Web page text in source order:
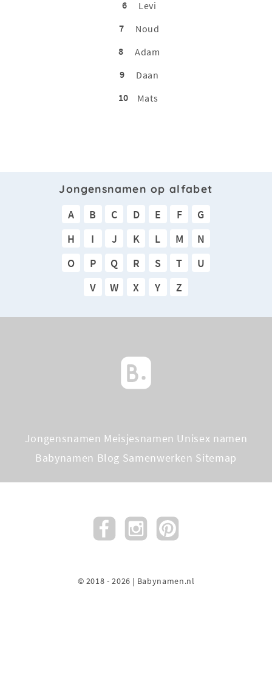
6
Levi
7
Noud
8
Adam
9
Daan
10
Mats
Jongensnamen op alfabet
A B C D E F
G
H
I J K L M
N
O
P Q R S T
U
V
W X Y Z
Jongensnamen Meisjesnamen Unisex namen
Babynamen Blog Samenwerken Sitemap
© 2018 - 2026 | Babynamen.nl